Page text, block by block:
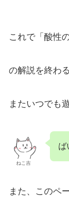
これで「酸性
の解説を終わ
またいつでも
ねこ吉
ば
また、このペ